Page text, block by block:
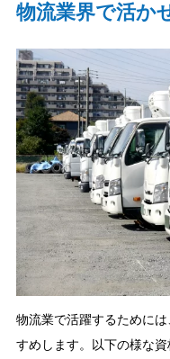
物流業界で活か
物流業で活躍するために
すめします。以下の様な